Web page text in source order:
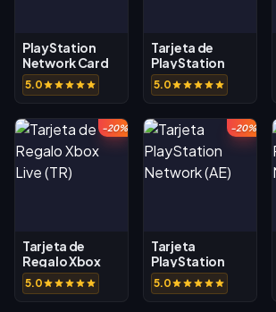
PlayStation
Network Card
(FR)
5.0
Tarjeta de
PlayStation
Network (AU)
5.0
-20%
Tarjeta de
Regalo Xbox
Live (TR)
5.0
-20%
Tarjeta
PlayStation
Network (AE)
5.0